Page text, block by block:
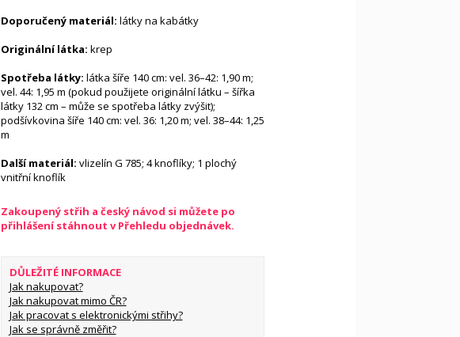
Doporučený materiál: látky na kabátky
Originální látka: krep
Spotřeba látky: látka šíře 140 cm: vel. 36–42: 1,90 m;
vel. 44: 1,95 m (pokud použijete originální látku – šířka
látky 132 cm – může se spotřeba látky zvýšit);
podšívkovina šíře 140 cm: vel. 36: 1,20 m; vel. 38–44: 1,25
m
Další materiál: vlizelín G 785; 4 knoflíky; 1 plochý
vnitřní knoflík
Zakoupený střih a český návod si můžete po
přihlášení stáhnout v Přehledu objednávek.
DŮLEŽITÉ INFORMACE
Jak nakupovat?
Jak nakupovat mimo ČR?
Jak pracovat s elektronickými střihy?
Jak se správně změřit?